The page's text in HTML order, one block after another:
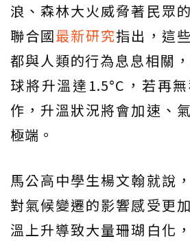
浪、森林大火威脅著民眾
聯合國最新研究指出，這些
都與人類的行為息息相關
球將升溫達1.5°C，若再
作，升溫狀況將會加速、
極端。
馬公高中學生楊文翰就說
對氣候變遷的影響感受更
溫上升導致大量珊瑚白化